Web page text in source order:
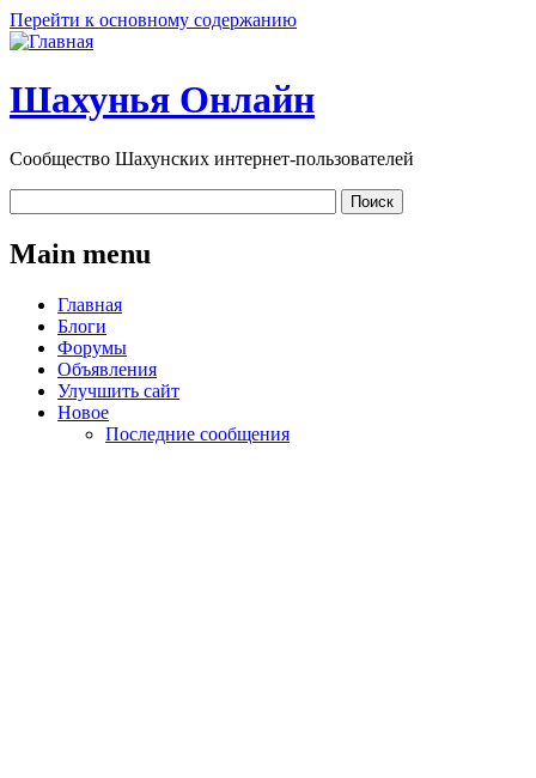
Перейти к основному содержанию
Шахунья Онлайн
Сообщество Шахунских интернет-пользователей
Main menu
Главная
Блоги
Форумы
Объявления
Улучшить сайт
Новое
Последние сообщения